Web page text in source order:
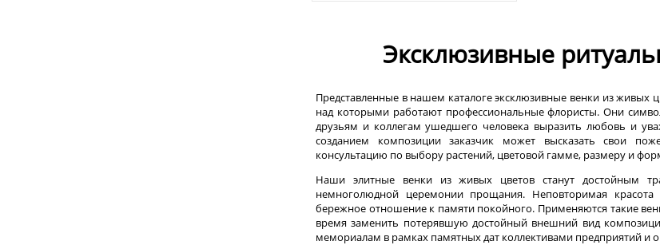
Эксклюзивные
Представленные в нашем каталоге эксклюзивные венки из
над которыми работают профессиональные флористы. Они
друзьям и коллегам ушедшего человека выразить любовь и
созданием композиции заказчик может высказать свои
консультацию по выбору растений, цветовой гамме, размеру и
Наши элитные венки из живых цветов станут достойным
немноголюдной церемонии прощания. Неповторимая красота
бережное отношение к памяти покойного. Применяются такие
время заменить потерявшую достойный внешний вид
мемориалам в рамках памятных дат коллективами предприятий и